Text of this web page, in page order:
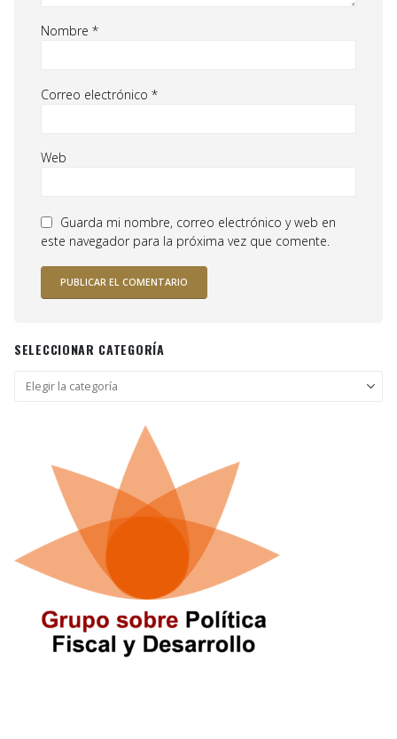
Nombre *
Correo electrónico *
Web
Guarda mi nombre, correo electrónico y web en
este navegador para la próxima vez que comente.
SELECCIONAR CATEGORÍA
Seleccionar
categoría